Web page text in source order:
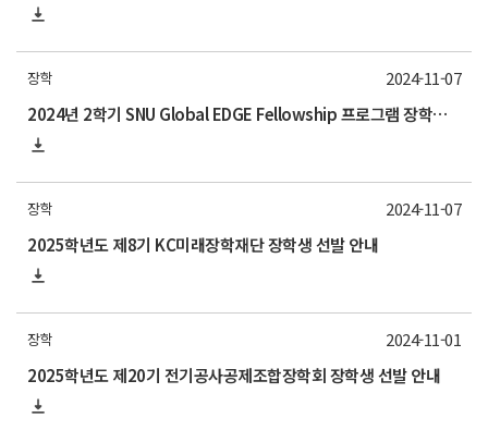
장학
2024년 2학기 SNU Global EDGE Fellowship 프로그램 장학생 모집 안내
2024-11-07
장학
2025학년도 제8기 KC미래장학재단 장학생 선발 안내
2024-11-07
장학
2025학년도 제20기 전기공사공제조합장학회 장학생 선발 안내
2024-11-01